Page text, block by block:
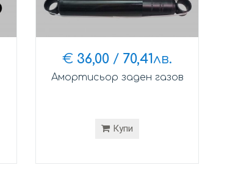
€ 36,00 / 70,41лв.
Амортисьор заден газов
Купи